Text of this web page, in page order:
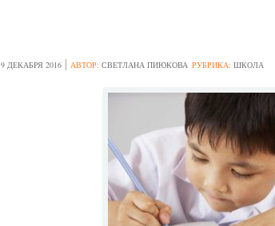
9 ДЕКАБРЯ 2016 АВТОР: СВЕТЛАНА ПИЮКОВА РУБРИКА: ШКОЛА